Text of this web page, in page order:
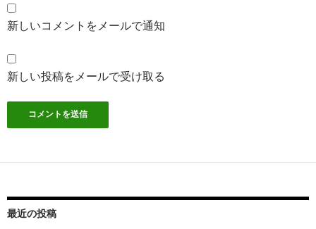
新しいコメントをメールで通知
新しい投稿をメールで受け取る
最近の投稿